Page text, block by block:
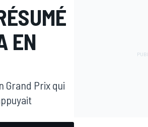
EN
Grand Prix qui